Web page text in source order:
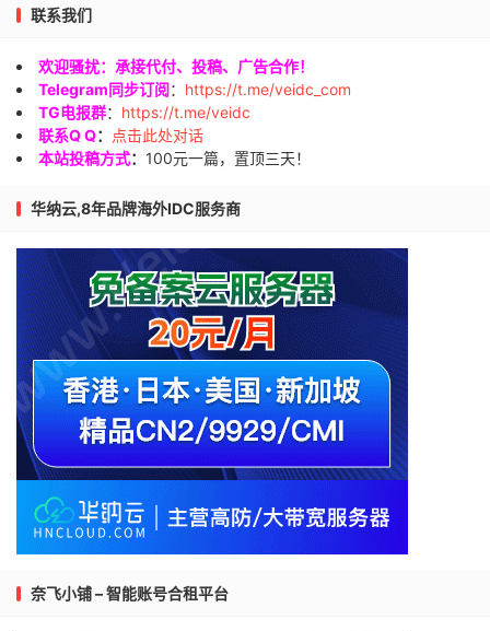
联系我们
欢迎骚扰：承接代付、投稿、广告合作！
Telegram同步订阅： https://t.me/veidc_com
TG电报群： https://t.me/veidc
联系Q Q：
点击此处对话
本站投稿方式： 100元一篇，置顶三天！
华纳云,8年品牌海外IDC服务商
奈飞小铺 – 智能账号合租平台